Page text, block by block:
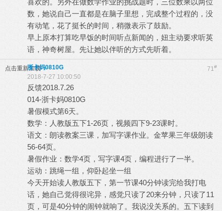
喜欢的。另外在做数学作业的挑战题时，三位数乘以两位
数，她说自己一直都是在脑子里想，完成整个过程的，没
有动笔，花了挺长的时间，稍微表示了鼓励。
早上原本打算吃早饭的时间听点新闻的，妞主动要求听英
语，神奇树屋。先让她以伴听的方式先听着。
点击重新加载 71#
浙卡妈0810G
2018-7-27 10:00:50
反馈2018.7.26
014-浙卡妈0810G
暑假模式第6天。
数学：人教版五下1-26页，视频四下9-23课时。
语文：朗读教案三课，加写字课作业。金苹果三年级朗读
56-64页。
暑假作业：数学4页，写字课4页，编程进行了一半。
运动：跳绳一组，仰卧起坐一组
今天开始读人教版五下，第一节课40分钟读完给我打电
话，她自己觉得很诧异，感觉只读了20来分钟，只读了11
页，可是40分钟的闹钟就响了。我说没关系的。五下读到